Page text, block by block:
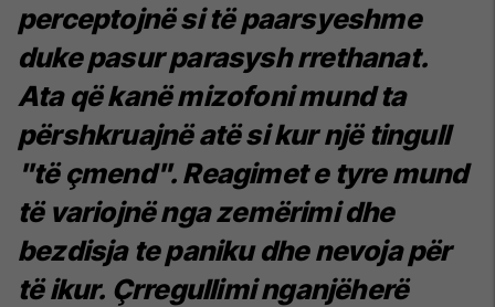
perceptojnë si të paarsyeshme
duke pasur parasysh rrethanat.
Ata që kanë mizofoni mund ta
përshkruajnë atë si kur një tingull
"të çmend". Reagimet e tyre mund
të variojnë nga zemërimi dhe
bezdisja te paniku dhe nevoja për
të ikur. Çrregullimi nganjëherë